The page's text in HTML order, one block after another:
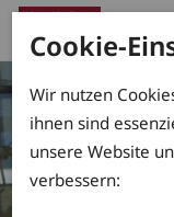
Cookie-
Wir nutzen
ihnen sind
unsere Website
verbessern: